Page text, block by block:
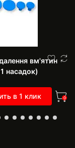
вм'ятин
насадок)
в 1 клик 0